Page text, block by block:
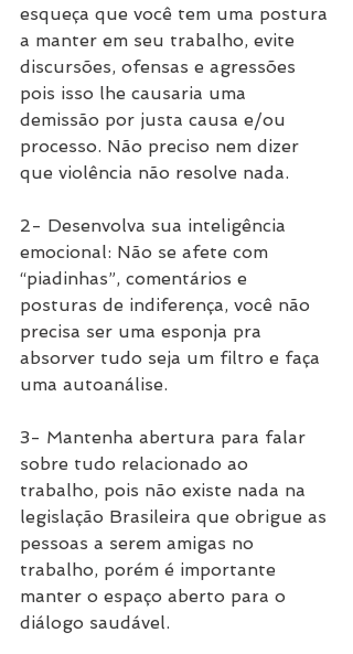
esqueça que você tem uma postura
a manter em seu trabalho, evite
discursões, ofensas e agressões
pois isso lhe causaria uma
demissão por justa causa e/ou
processo. Não preciso nem dizer
que violência não resolve nada.
2- Desenvolva sua inteligência
emocional: Não se afete com
“piadinhas”, comentários e
posturas de indiferença, você não
precisa ser uma esponja pra
absorver tudo seja um filtro e faça
uma autoanálise.
3- Mantenha abertura para falar
sobre tudo relacionado ao
trabalho, pois não existe nada na
legislação Brasileira que obrigue as
pessoas a serem amigas no
trabalho, porém é importante
manter o espaço aberto para o
diálogo saudável.